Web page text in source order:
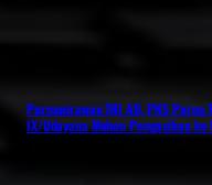
Purnawirawan TNI AD, PNS Purna
IX/Udayana Mohon Pengasihan